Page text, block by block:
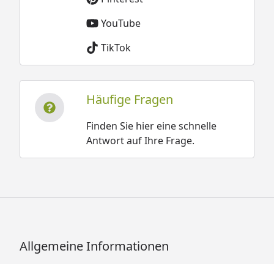
YouTube
TikTok
Häufige Fragen
Finden Sie hier eine schnelle
Antwort auf Ihre Frage.
Allgemeine Informationen